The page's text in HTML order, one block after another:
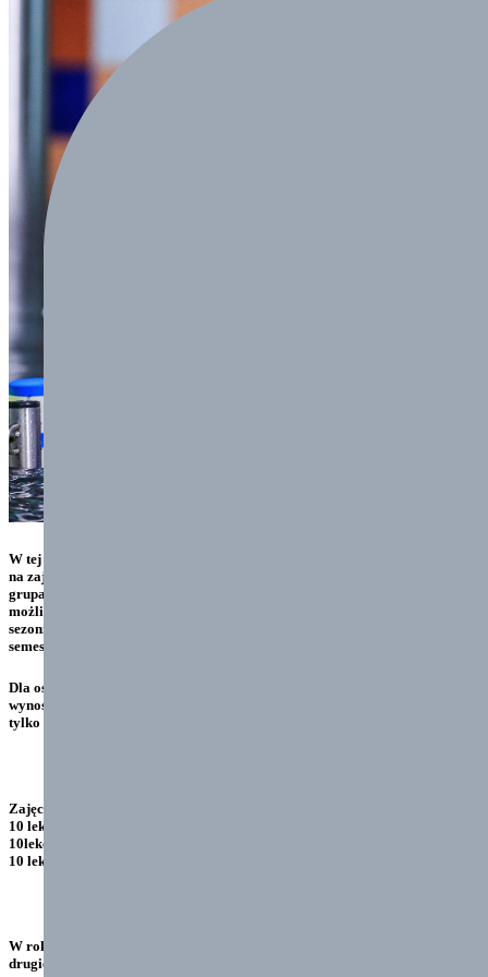
W tej formie płatności lekcje są liczone również wtedy jeśli dziecka nie ma
na zajęciach. Zajęcia jednak nie przepadają, można je odrobić na innych
grupach. Po przerwie, gdy wracamy na zajęcia ustalamy z instruktorem
możliwy termin na odrobienie lekcji. Zajęcia są do wykorzystania w danym
sezonie pływackim . Zajęcia nie wykorzystane nie przechodzą na nowy
semestr jak również nie podlegają odliczeniu
Dla osób, które nie są zainteresowane odrabianiem zajęć opłata za 10 lekcji
wynosi 350 zł. W przypadku takiej płatności zajęć nie odrabiamy liczymy
tylko zajęcia wykorzystane.
Zajęcia indywidualne:
10 lekcji 700 zł za jedną osobę,
10lekcji 1000 zł dwie osoby
10 lekcji 1200zł trzy osoby
W roku szkolnym będzie około 70 lekcji. Zajęcia rozpoczynamy od
drugiego tygodnia września ( Skoczów 9 wrzesień , Bielsko 10 wrzesień)